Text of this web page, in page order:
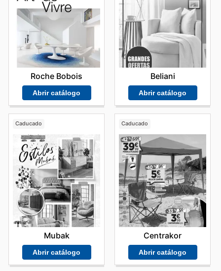
Roche Bobois
Abrir catálogo
Beliani
Abrir catálogo
Caducado
Mubak
Abrir catálogo
Caducado
Centrakor
Abrir catálogo